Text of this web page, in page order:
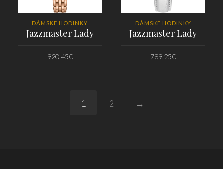
DÁMSKE HODINKY
Jazzmaster Lady
920.45€
DÁMSKE HODINKY
Jazzmaster Lady
789.25€
1 2 →